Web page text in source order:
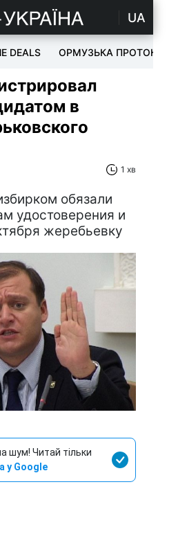
UA
DEALS ОРМУЗЬКА ПРОТОКА
в
1 хв
обязали
удостоверения и
жеребьевку
шум! Читай тільки
у Google